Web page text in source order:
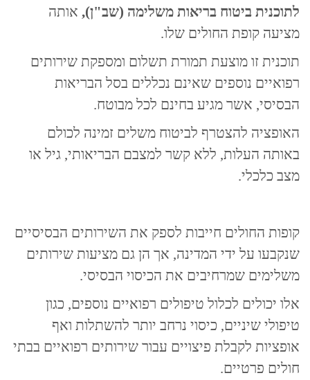
לתוכנית ביטוח בריאות משלימה (שב"ן), אותה
מציעה קופת החולים שלו.
תוכנית זו מוצעת תמורת תשלום ומספקת שירותים
רפואיים נוספים שאינם נכללים בסל הבריאות
הבסיסי, אשר מגיע בחינם לכל מבוטח.
האופציה להצטרף לביטוח משלים זמינה לכולם
באותה העלות, ללא קשר למצבם הבריאותי, גיל או
מצב כלכלי.
קופות החולים חייבות לספק את השירותים הבסיסיים
שנקבעו על ידי המדינה, אך הן גם מציעות שירותים
משלימים שמרחיבים את הכיסוי הבסיסי.
אלו יכולים לכלול טיפולים רפואיים נוספים, כגון
טיפולי שיניים, כיסוי נרחב יותר להשתלות ואף
אופציות לקבלת פיצויים עבור שירותים רפואיים בבתי
חולים פרטיים.